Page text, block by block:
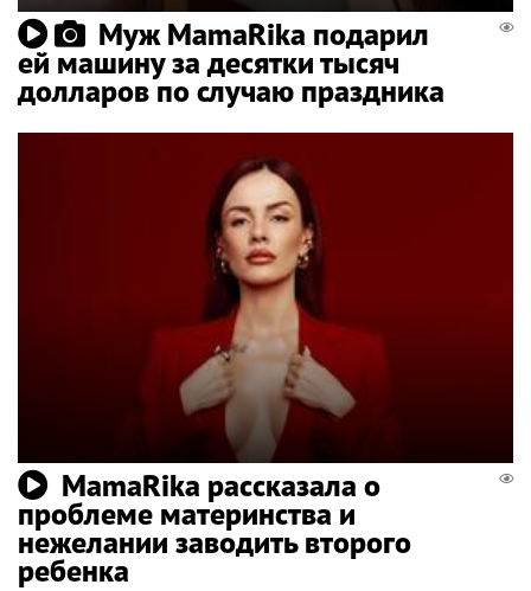
Муж MamaRika подарил
ей машину за десятки тысяч
долларов по случаю праздника
MamaRika рассказала о
проблеме материнства и
нежелании заводить второго
ребенка